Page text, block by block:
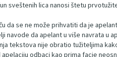
sveštenih lica nanosi štetu
da se ne može prihvatiti da je
navode da apelant u više navrata u
tekstova nije obratio tužiteljima
odbaci kao prima facie